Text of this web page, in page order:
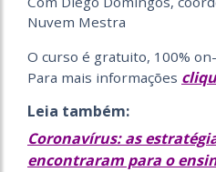
Nuvem Mestra
O curso é gratuito, 100%
Para mais informações
Leia também:
Coronavírus: as
encontraram para o